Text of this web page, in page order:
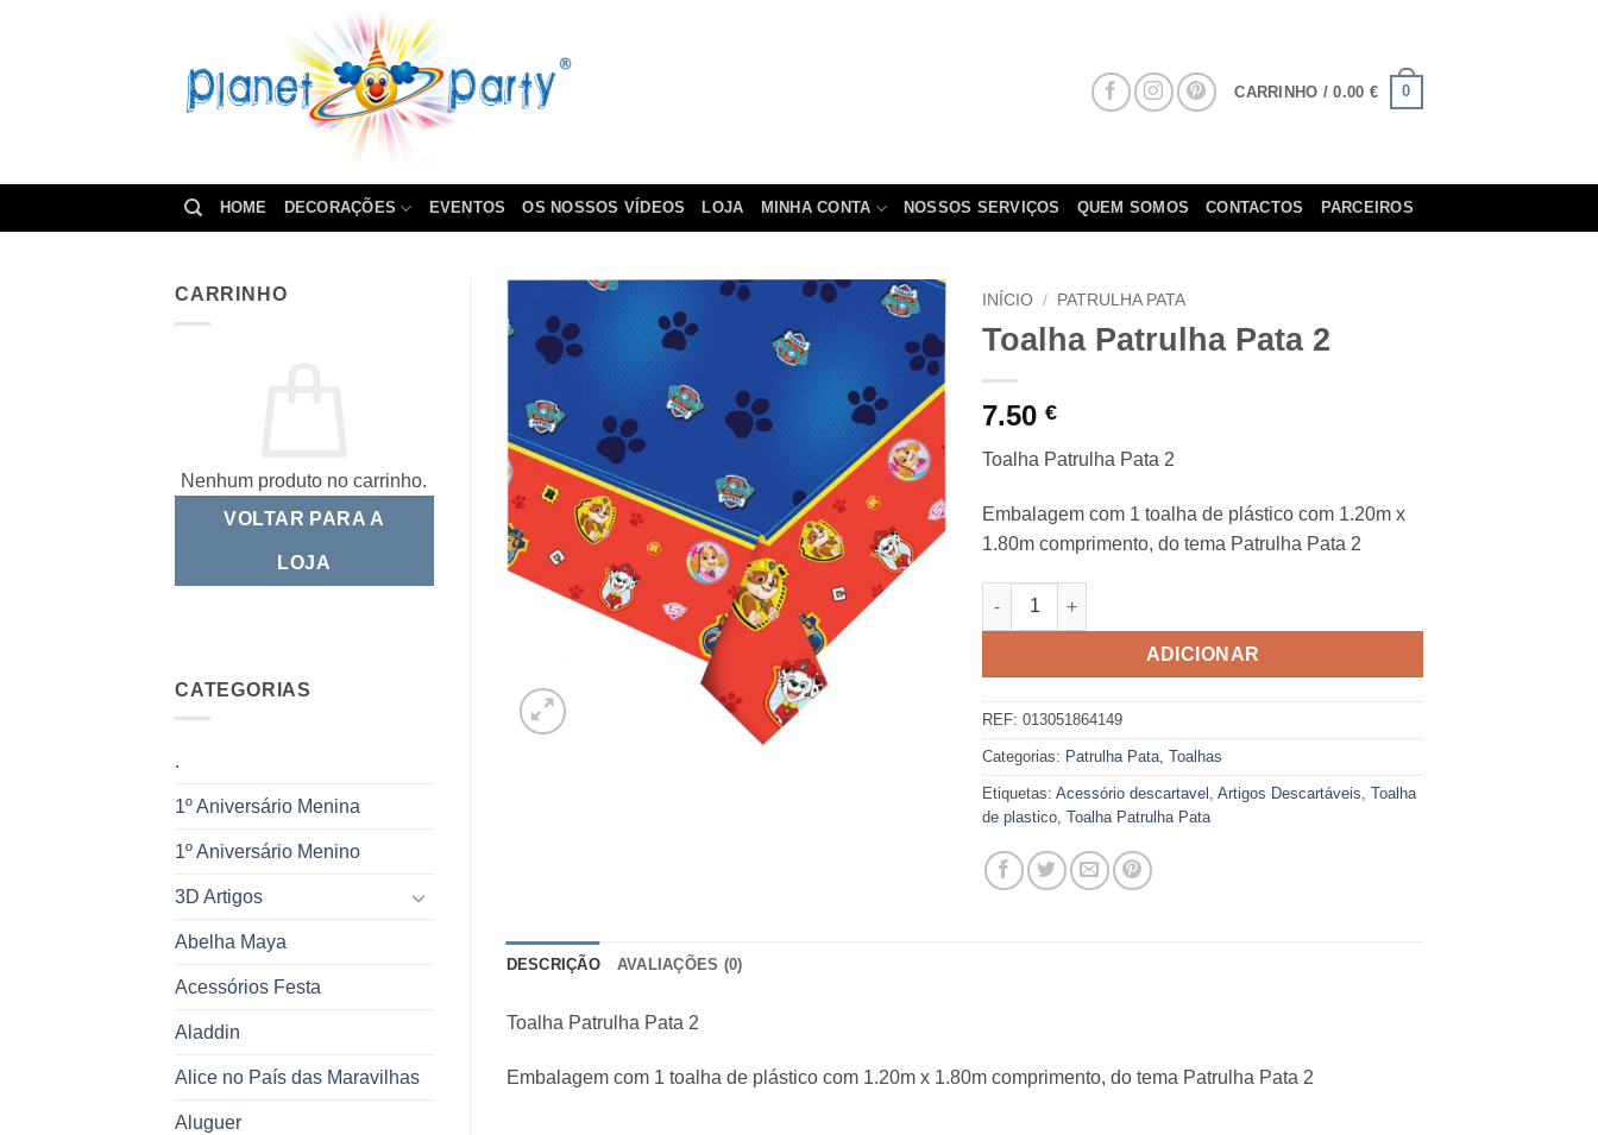
CARRINHO /0.00 € 0
HOME DECORAÇÕES EVENTOS OS NOSSOS VÍDEOS LOJA MINHA CONTA NOSSOS SERVIÇOS QUEM SOMOS CONTACTOS PARCEIROS
CARRINHO
Nenhum produto no carrinho.
VOLTAR PARA A
LOJA
CATEGORIAS
.
1º Aniversário Menina
1º Aniversário Menino
3D Artigos
Abelha Maya
Acessórios Festa
Aladdin
Alice no País das Maravilhas
Aluguer
INÍCIO / PATRULHA PATA
Toalha Patrulha Pata 2
7.50€
Toalha Patrulha Pata 2
Embalagem com 1 toalha de plástico com 1.20m x
1.80m comprimento, do tema Patrulha Pata 2
Quantidade de Toalha Patrulha Pata 2
ADICIONAR
REF:013051864149
Categorias: Patrulha Pata,Toalhas
Etiquetas:Acessório descartavel ,Artigos Descartáveis,Toalha
de plastico,Toalha Patrulha Pata
DESCRIÇÃO AVALIAÇÕES (0)
Toalha Patrulha Pata 2
Embalagem com 1 toalha de plástico com 1.20m x 1.80m comprimento, do tema Patrulha Pata 2